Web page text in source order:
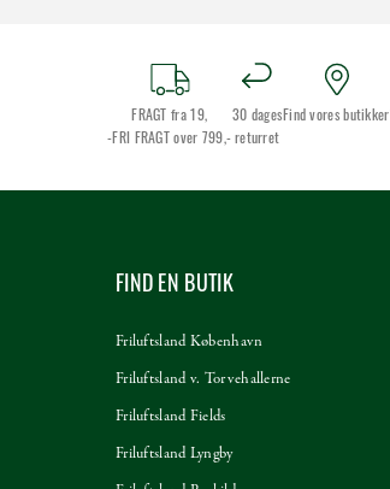
FRAGT fra 19,
-FRI FRAGT over 799,-
30 dages
returret
Find vores butikker
FIND EN BUTIK
Friluftsland København
Friluftsland v. Torvehallerne
Friluftsland Fields
Friluftsland Lyngby